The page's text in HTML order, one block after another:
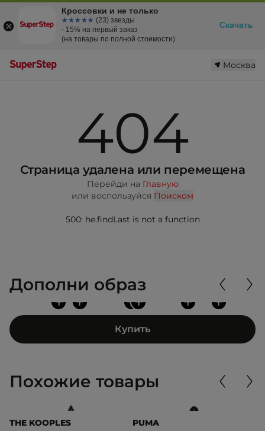
Москва
404
Страница удалена или перемещена
Перейди на Главную
или воспользуйся Поиском
500: he.findLast is not a function
Дополни образ
+
+
+ + +
+
Купить
Похожие товары
THE KOOPLES PUMA
Кроссовки и не только
☆☆☆☆☆
★★★★★ (23) звезды
- 15% на первый заказ
(на товары по полной стоимости)
Скачать